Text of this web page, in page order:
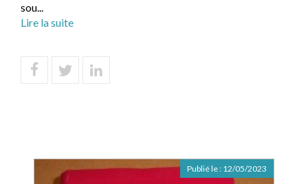
sou...
Lire la suite
Publié le : 12/05/2023